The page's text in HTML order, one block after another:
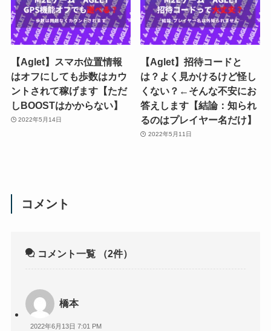
【Aglet】スマホ位置情報
はオフにしても歩数はカウ
ントされて稼げます【ただ
しBOOSTはかからない】
2022年5月14日
【Aglet】招待コードと
は？よく見かけるけど怪し
くない？←そんな不安にお
答えします【結論：知られ
るのはプレイヤー名だけ】
2022年5月11日
コメント
コメント一覧 （2件）
橋本
2022年6月13日 7:01 PM